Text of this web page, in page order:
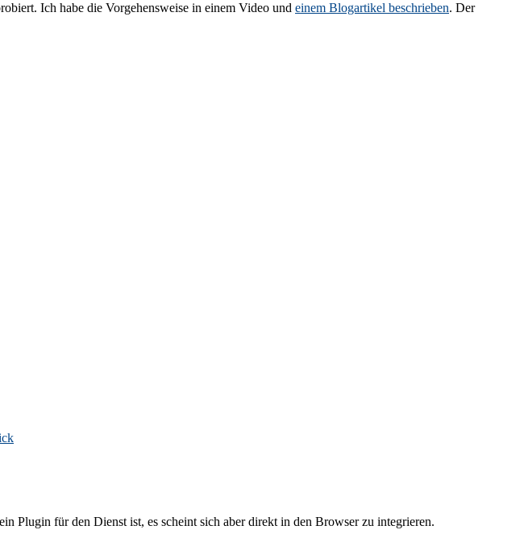
Ich habe die Vorgehensweise in einem Video und einem Blogartikel beschrieben. Der
Plugin für den Dienst ist, es scheint sich aber direkt in den Browser zu integrieren.